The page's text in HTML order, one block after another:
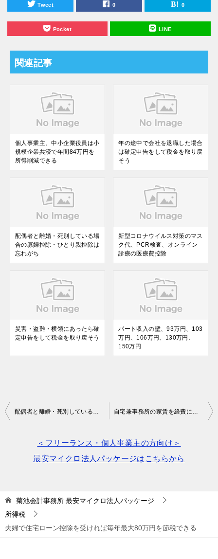
Tweet 0 0
Pocket LINE
関連記事
個人事業主、中小企業役員は小
規模企業共済で年間84万円を
所得削減できる
年の途中で会社を退職した場合
は確定申告をして税金を取り戻
そう
配偶者と離婚・死別している場
合の寡婦控除・ひとり親控除は
忘れがち
新型コロナウイルス対策のマス
ク代、PCR検査、オンライン
診療の医療費控除
災害・盗難・横領にあったら確
定申告をして税金を取り戻そう
パート収入の壁、93万円、103
万円、106万円、130万円、
150万円
投
シ
ョ
ン
＜フリーランス・個人事業主の方向け＞
最安マイクロ法人パッケージはこちらから
菊池会計事務所 最安マイクロ法人パッケージ
所得税
夫婦で住宅ローン控除を受ければ毎年最大80万円を節税できる